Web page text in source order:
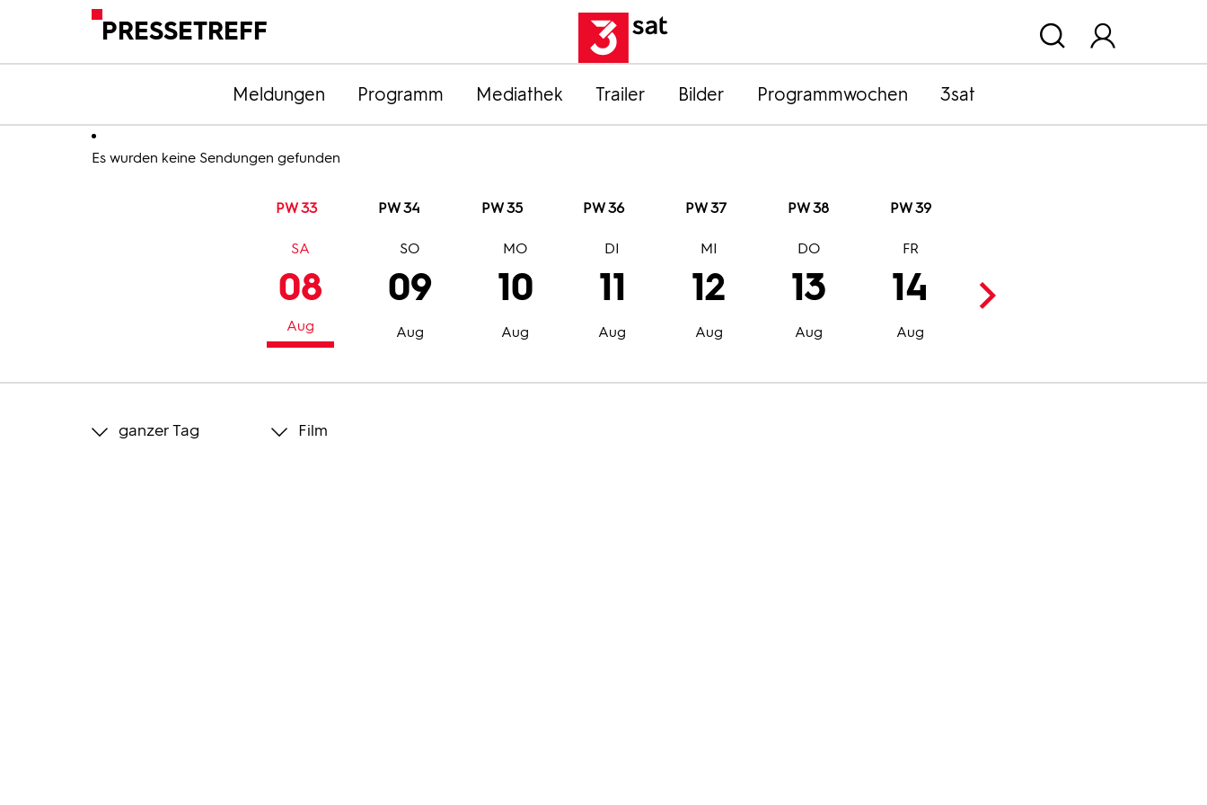
PRESSETREFF
Meldungen Programm Mediathek Trailer Bilder Programmwochen 3sat
Es wurden keine Sendungen gefunden
PW 33 PW 34 PW 35 PW 36 PW 37 PW 38 PW 39
08
Aug
SA
09
Aug
SO
10
Aug
MO
11
Aug
DI
12
Aug
MI
13
Aug
DO
14
Aug
FR
15
ganzer Tag Film